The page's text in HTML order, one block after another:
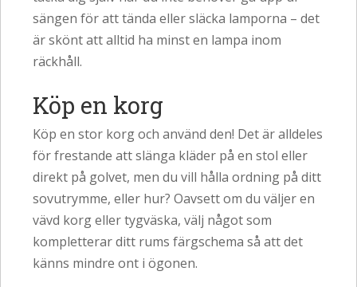
sängen för att tända eller släcka lamporna – det
är skönt att alltid ha minst en lampa inom
räckhåll.
Köp en korg
Köp en stor korg och använd den! Det är alldeles
för frestande att slänga kläder på en stol eller
direkt på golvet, men du vill hålla ordning på ditt
sovutrymme, eller hur? Oavsett om du väljer en
vävd korg eller tygväska, välj något som
kompletterar ditt rums färgschema så att det
känns mindre ont i ögonen.